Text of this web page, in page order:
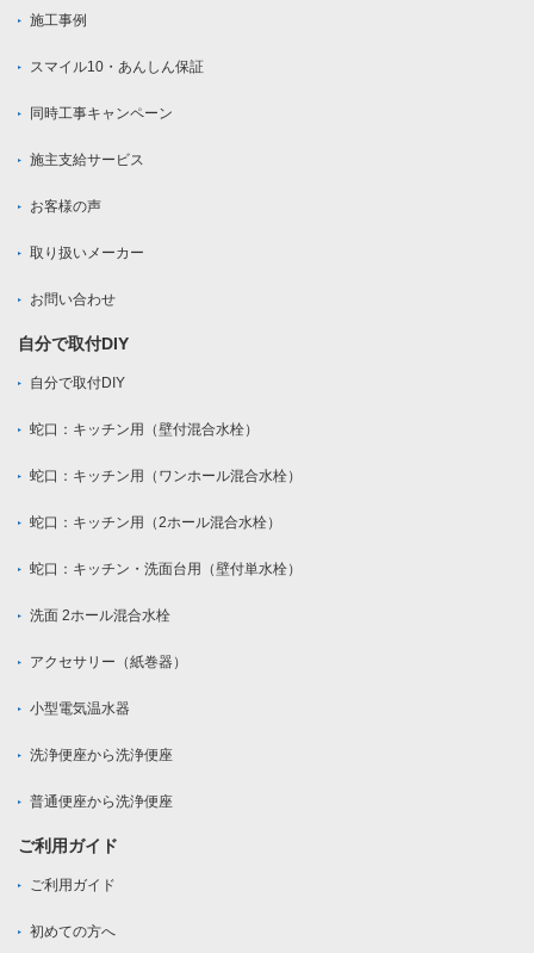
施工事例
スマイル10・あんしん保証
同時工事キャンペーン
施主支給サービス
お客様の声
取り扱いメーカー
お問い合わせ
自分で取付DIY
自分で取付DIY
蛇口：キッチン用（壁付混合水栓）
蛇口：キッチン用（ワンホール混合水栓）
蛇口：キッチン用（2ホール混合水栓）
蛇口：キッチン・洗面台用（壁付単水栓）
洗面 2ホール混合水栓
アクセサリー（紙巻器）
小型電気温水器
洗浄便座から洗浄便座
普通便座から洗浄便座
ご利用ガイド
ご利用ガイド
初めての方へ